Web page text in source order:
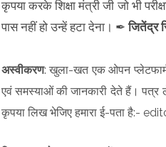
कृपया करके शिक्षा मंत्री जी जो भी
पास नहीं हो उन्हें हटा देना। ✒जितेंद्र
अस्वीकरण: खुला-खत एक ओपन
एवं समस्याओं की जानकारी देते हैं। पत्र
कृपया लिख भेजिए हमारा ई-पता है:-